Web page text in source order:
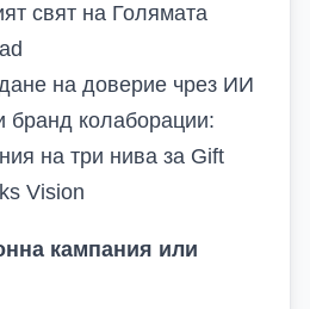
свят на Голямата
на доверие чрез ИИ
бранд колаборации:
на три нива за Gift
Vision
кампания или